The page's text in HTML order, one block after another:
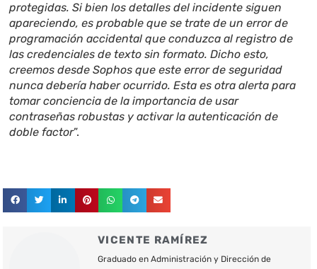
protegidas. Si bien los detalles del incidente siguen
apareciendo, es probable que se trate de un error de
programación accidental que conduzca al registro de
las credenciales de texto sin formato. Dicho esto,
creemos desde Sophos que este error de seguridad
nunca debería haber ocurrido. Esta es otra alerta para
tomar conciencia de la importancia de usar
contraseñas robustas y activar la autenticación de
doble factor”.
VICENTE RAMÍREZ
Graduado en Administración y Dirección de